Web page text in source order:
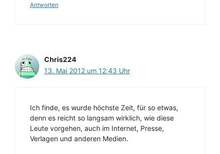
Antworten
Chris224
13. Mai 2012 um 12:43 Uhr
Ich finde, es wurde höchste Zeit, für so etwas,
denn es reicht so langsam wirklich, wie diese
Leute vorgehen, auch im Internet, Presse,
Verlagen und anderen Medien.